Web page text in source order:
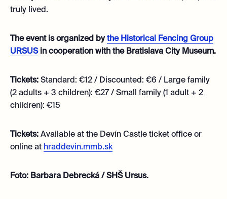
truly lived.
The event is organized bythe Historical Fencing Group
URSUSin cooperation with the Bratislava City Museum.
Tickets: Standard: €12 / Discounted: €6 / Large family
(2 adults + 3 children): €27 / Small family (1 adult + 2
children): €15
Tickets: Available at the Devín Castle ticket office or
online at hraddevin.mmb.sk
Foto: Barbara Debrecká / SHŠ Ursus.